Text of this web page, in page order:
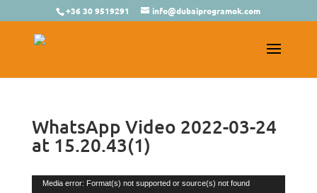
+36 30 9519291 info@dubaiprogramok.com
WhatsApp Video 2022-03-24
at 15.20.43(1)
Videólejátszó
Media error: Format(s) not supported or source(s) not found